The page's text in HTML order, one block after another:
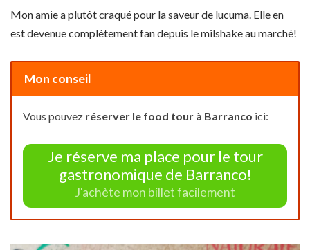
Mon amie a plutôt craqué pour la saveur de lucuma. Elle en
est devenue complètement fan depuis le milshake au marché!
Mon conseil
Vous pouvez réserver le food tour à Barranco ici:
Je réserve ma place pour le tour
gastronomique de Barranco!
J'achète mon billet facilement